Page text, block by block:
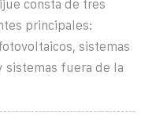
consta de tres
principales:
sistemas
sistemas fuera de la